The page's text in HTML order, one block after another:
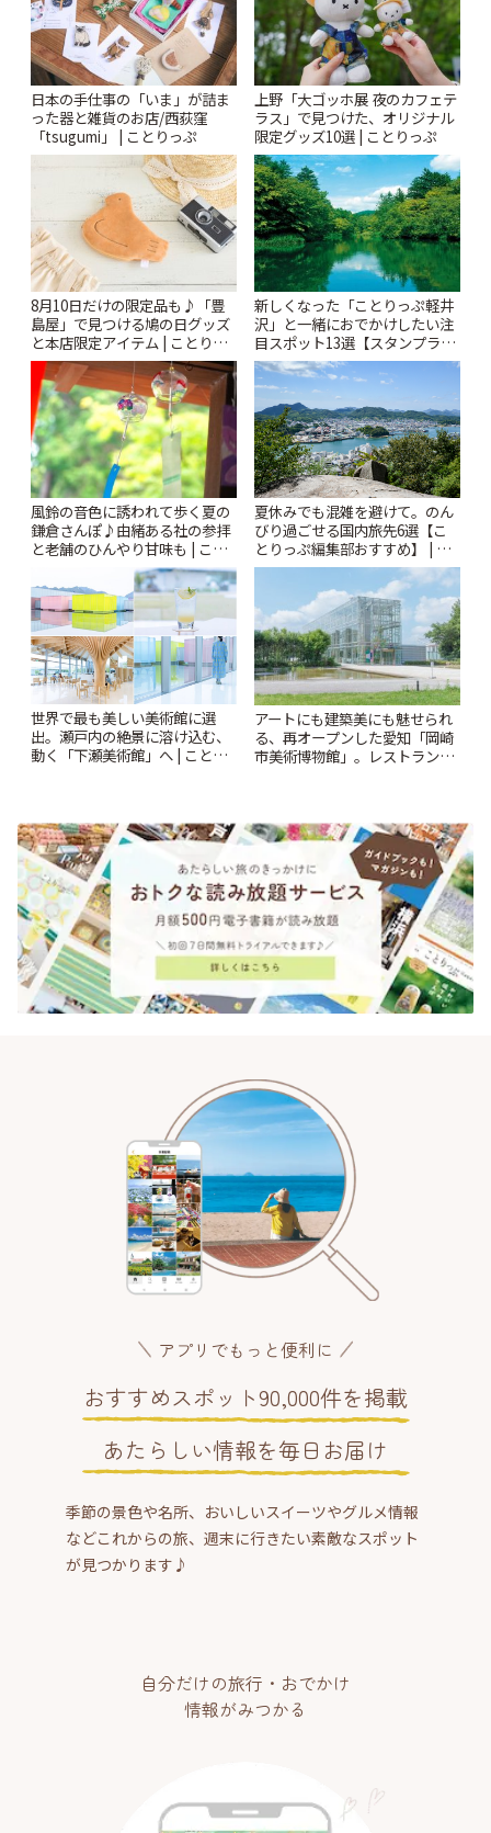
日本の手仕事の「いま」が詰ま
った器と雑貨のお店/西荻窪
「tsugumi」 | ことりっぷ
上野「大ゴッホ展 夜のカフェテ
ラス」で見つけた、オリジナル
限定グッズ10選 | ことりっぷ
8月10日だけの限定品も♪「豊
島屋」で見つける鳩の日グッズ
と本店限定アイテム | ことりっ
ぷ
新しくなった「ことりっぷ軽井
沢」と一緒におでかけしたい注
目スポット13選【スタンプラリ
ー開催中】 | ことりっぷ
風鈴の音色に誘われて歩く夏の
鎌倉さんぽ♪由緒ある社の参拝
と老舗のひんやり甘味も | こと
夏休みでも混雑を避けて。のん
びり過ごせる国内旅先6選【こ
とりっぷ編集部おすすめ】 | こ
とりっぷ
世界で最も美しい美術館に選
出。瀬戸内の絶景に溶け込む、
動く「下瀬美術館」へ | ことり
アートにも建築美にも魅せられ
る、再オープンした愛知「岡崎
市美術博物館」。レストランや
アプリでもっと便利に
おすすめスポット90,000件を掲載
あたらしい情報を毎日お届け
季節の景色や名所、おいしいスイーツやグルメ情報
などこれからの旅、週末に行きたい素敵なスポット
が見つかります♪
自分だけの旅行・おでかけ
情報がみつかる